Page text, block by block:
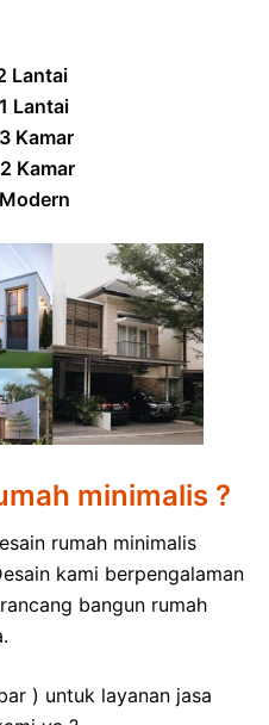
Lantai
Lantai
Kamar
Kamar
minimalis ?
rumah minimalis
kami berpengalaman
bangun rumah
) untuk layanan jasa